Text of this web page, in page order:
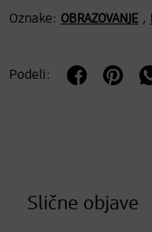
Oznake: OBRAZOVANJE ,
Podeli:
Slične objave